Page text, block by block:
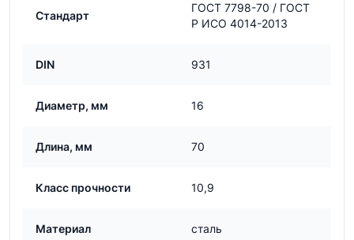
Стандарт
ГОСТ 7798-70 / ГОСТ
Р ИСО 4014-2013
DIN 931
Диаметр, мм 16
Длина, мм 70
Класс прочности 10,9
Материал сталь